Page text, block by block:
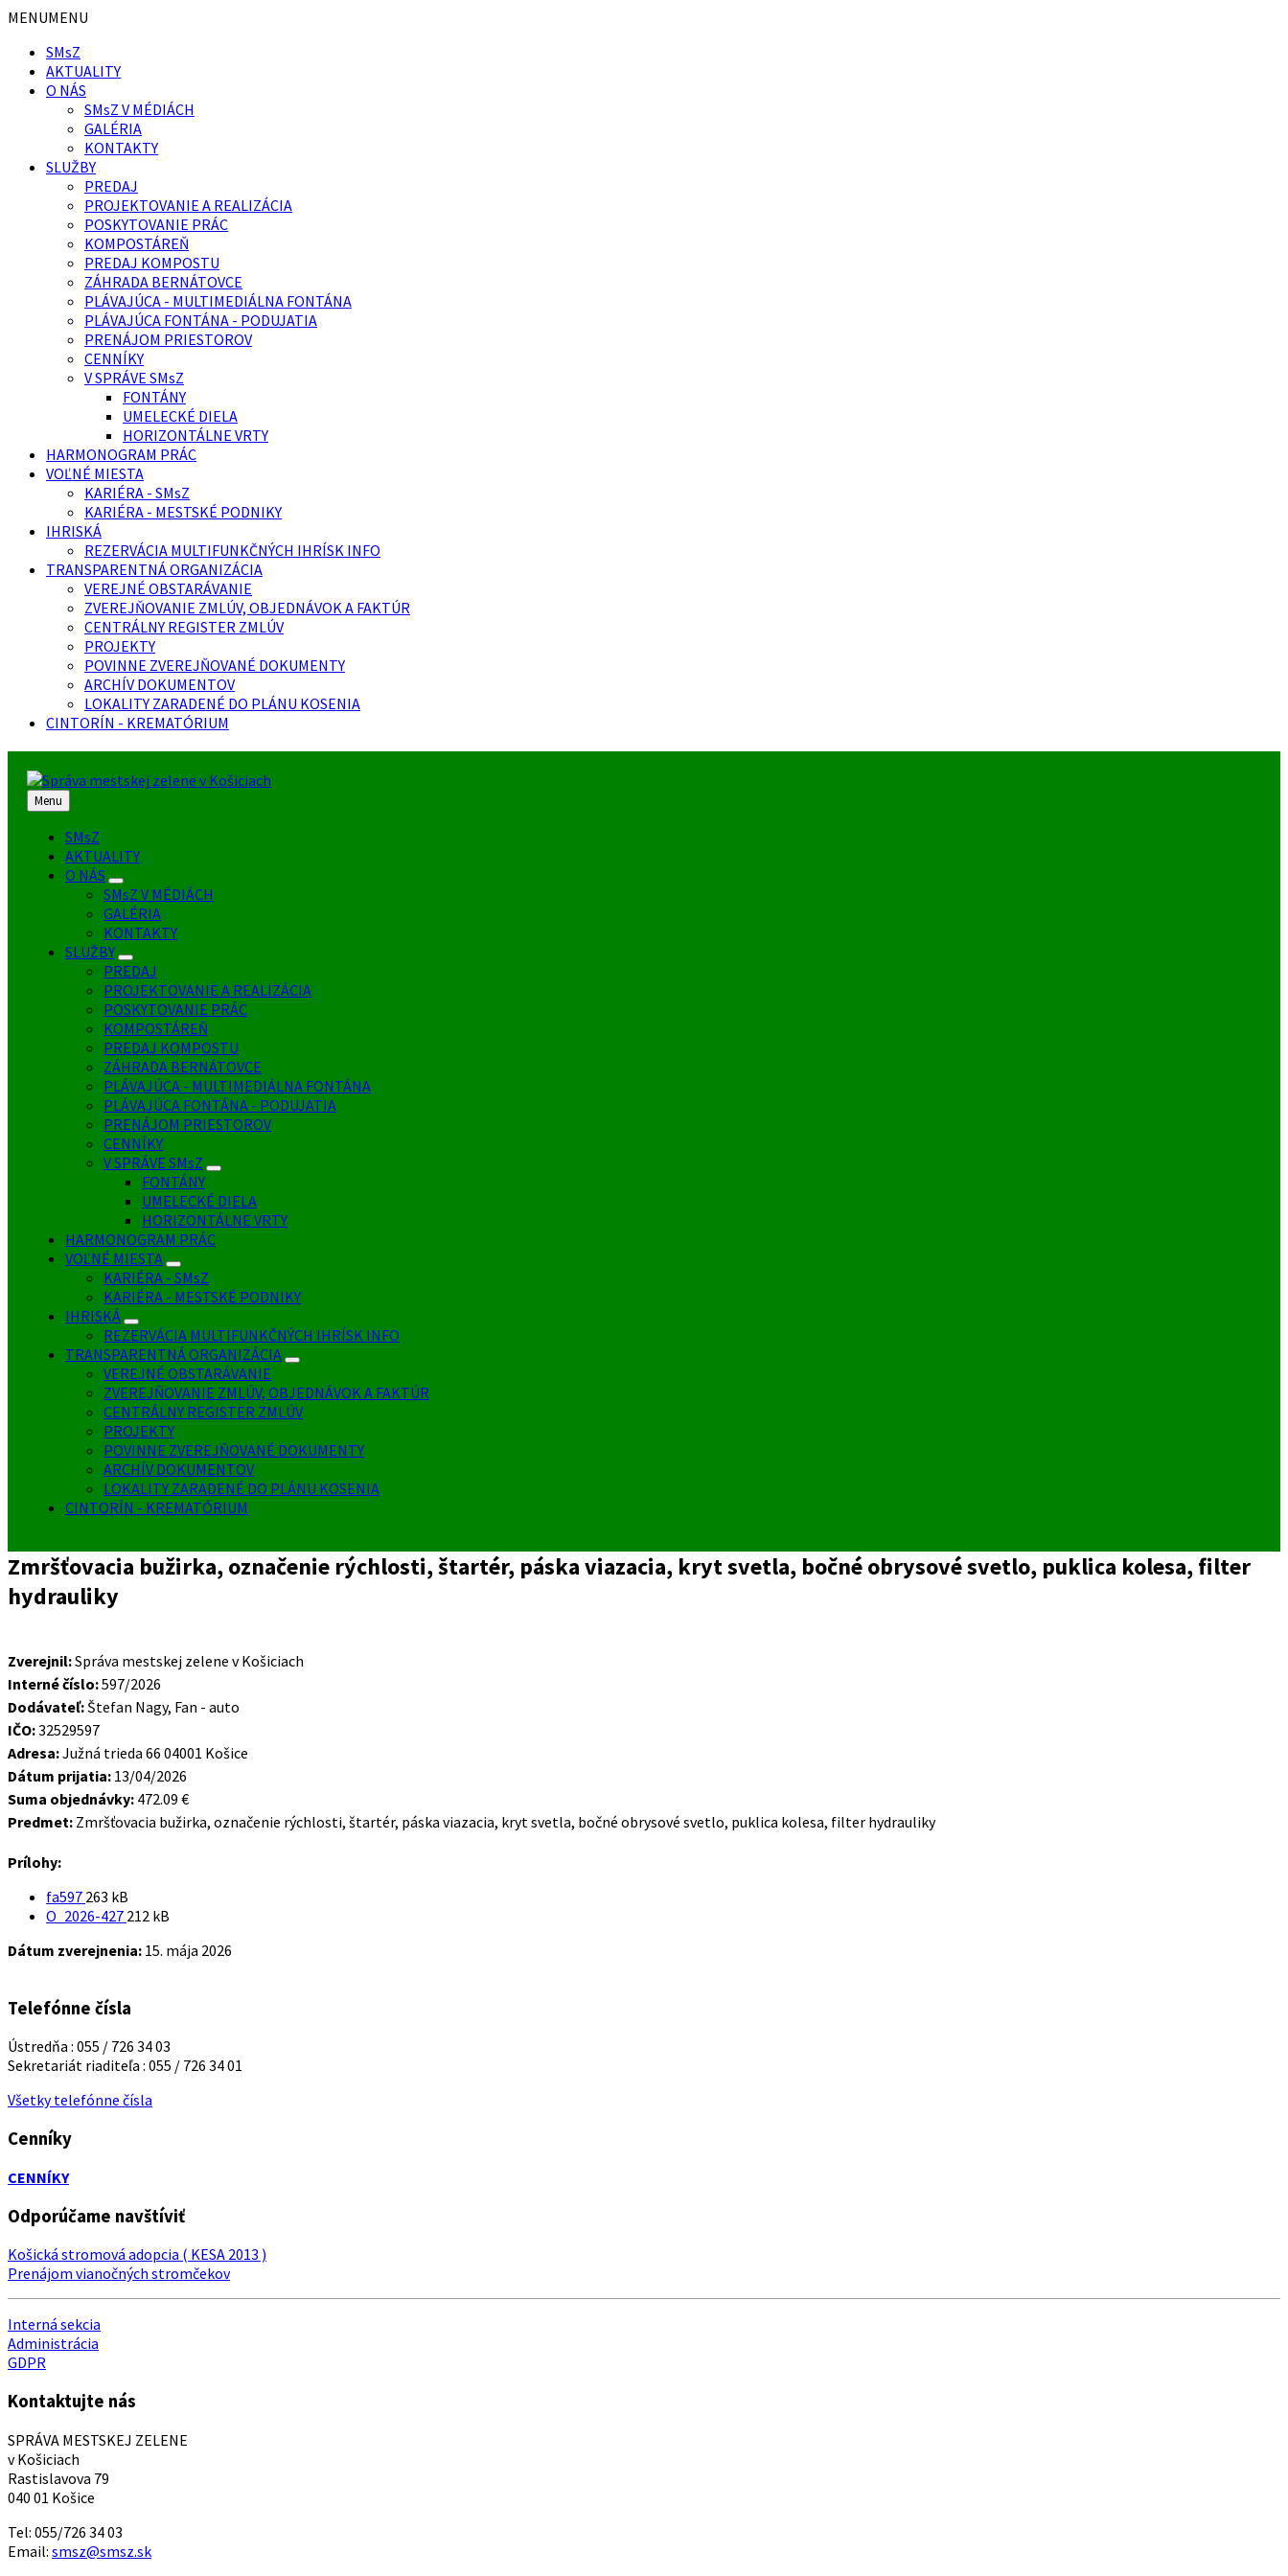
Preskočiť
obsah
Preskočiť
pätičku
MENUMENU
SMsZ
AKTUALITY
O NÁS
SMsZ V MÉDIÁCH
GALÉRIA
KONTAKTY
SLUŽBY
PREDAJ
PROJEKTOVANIE A REALIZÁCIA
POSKYTOVANIE PRÁC
KOMPOSTÁREŇ
PREDAJ KOMPOSTU
ZÁHRADA BERNÁTOVCE
PLÁVAJÚCA - MULTIMEDIÁLNA FONTÁNA
PLÁVAJÚCA FONTÁNA - PODUJATIA
PRENÁJOM PRIESTOROV
CENNÍKY
V SPRÁVE SMsZ
FONTÁNY
UMELECKÉ DIELA
HORIZONTÁLNE VRTY
HARMONOGRAM PRÁC
VOĽNÉ MIESTA
KARIÉRA - SMsZ
KARIÉRA - MESTSKÉ PODNIKY
IHRISKÁ
REZERVÁCIA MULTIFUNKČNÝCH IHRÍSK INFO
TRANSPARENTNÁ ORGANIZÁCIA
VEREJNÉ OBSTARÁVANIE
ZVEREJŇOVANIE ZMLÚV, OBJEDNÁVOK A FAKTÚR
CENTRÁLNY REGISTER ZMLÚV
PROJEKTY
POVINNE ZVEREJŇOVANÉ DOKUMENTY
ARCHÍV DOKUMENTOV
LOKALITY ZARADENÉ DO PLÁNU KOSENIA
CINTORÍN - KREMATÓRIUM
Menu
SMsZ
AKTUALITY
O NÁS
SMsZ V MÉDIÁCH
GALÉRIA
KONTAKTY
SLUŽBY
PREDAJ
PROJEKTOVANIE A REALIZÁCIA
POSKYTOVANIE PRÁC
KOMPOSTÁREŇ
PREDAJ KOMPOSTU
ZÁHRADA BERNÁTOVCE
PLÁVAJÚCA - MULTIMEDIÁLNA FONTÁNA
PLÁVAJÚCA FONTÁNA - PODUJATIA
PRENÁJOM PRIESTOROV
CENNÍKY
V SPRÁVE SMsZ
FONTÁNY
UMELECKÉ DIELA
HORIZONTÁLNE VRTY
HARMONOGRAM PRÁC
VOĽNÉ MIESTA
KARIÉRA - SMsZ
KARIÉRA - MESTSKÉ PODNIKY
IHRISKÁ
REZERVÁCIA MULTIFUNKČNÝCH IHRÍSK INFO
TRANSPARENTNÁ ORGANIZÁCIA
VEREJNÉ OBSTARÁVANIE
ZVEREJŇOVANIE ZMLÚV, OBJEDNÁVOK A FAKTÚR
CENTRÁLNY REGISTER ZMLÚV
PROJEKTY
POVINNE ZVEREJŇOVANÉ DOKUMENTY
ARCHÍV DOKUMENTOV
LOKALITY ZARADENÉ DO PLÁNU KOSENIA
CINTORÍN - KREMATÓRIUM
Zmršťovacia bužirka, označenie rýchlosti, štartér, páska viazacia, kryt svetla, bočné obrysové svetlo, puklica kolesa, filter
hydrauliky
Zverejnil:Správa mestskej zelene v Košiciach
Interné číslo:597/2026
Dodávateľ:Štefan Nagy, Fan - auto
IČO:32529597
Adresa:Južná trieda 66 04001 Košice
Dátum prijatia: 13/04/2026
Suma objednávky: 472.09 €
Predmet: Zmršťovacia bužirka, označenie rýchlosti, štartér, páska viazacia, kryt svetla, bočné obrysové svetlo, puklica kolesa, filter hydrauliky
Prílohy:
fa597 Veľkosť
súboru:
263 kB
O_2026-427 Veľkosť
212 kB
Dátum zverejnenia: 15. mája 2026
Telefónne čísla
Ústredňa : 055 / 726 34 03
Sekretariát riaditeľa : 055 / 726 34 01
Všetky telefónne čísla
Cenníky
CENNÍKY
Odporúčame navštíviť
Košická stromová adopcia ( KESA 2013 )
Prenájom vianočných stromčekov
Interná sekcia
Administrácia
GDPR
Kontaktujte nás
SPRÁVA MESTSKEJ ZELENE
v Košiciach
Rastislavova 79
040 01 Košice
Tel: 055/726 34 03
Email: smsz@smsz.sk